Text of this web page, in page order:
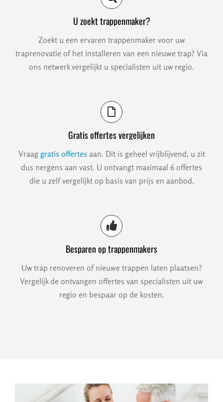
U zoekt trappenmaker?
Zoekt u een ervaren trappenmaker voor uw
traprenovatie of het installeren van een nieuwe trap? Via
ons netwerk vergelijkt u specialisten uit uw regio.
Gratis offertes vergelijken
Vraag gratis offertes aan. Dit is geheel vrijblijvend, u zit
dus nergens aan vast. U ontvangt maximaal 6 offertes
die u zelf vergelijkt op basis van prijs en aanbod.
Besparen op trappenmakers
Uw trap renoveren of nieuwe trappen laten plaatsen?
Vergelijk de ontvangen offertes van specialisten uit uw
regio en bespaar op de kosten.